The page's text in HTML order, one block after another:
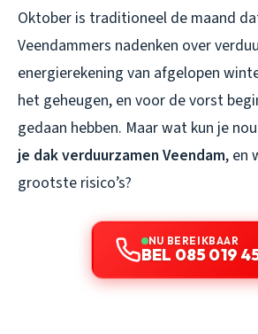
Oktober is traditioneel de maand
Veendammers nadenken over
energierekening van afgelopen
het geheugen, en voor de vorst
gedaan hebben. Maar wat kun je
je dak verduurzamen Veendam, en
grootste risico’s?
NU BEREIKBAAR
BEL 085 019